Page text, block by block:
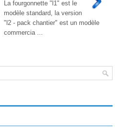
La fourgonnette "l1" est le
modèle standard, la version
"l2 - pack chantier" est un modèle
commercia ...